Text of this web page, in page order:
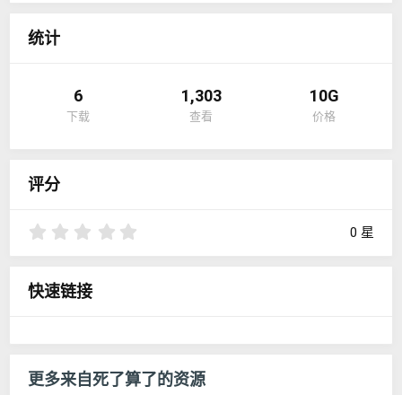
统计
6
下载
1,303
查看
10G
价格
评分
0 星
快速链接
更多来自死了算了的资源